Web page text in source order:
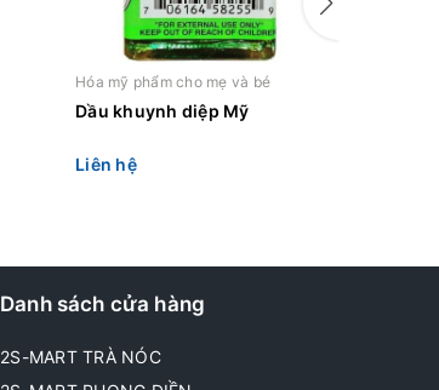
Hóa mỹ phẩm cho mẹ và bé
Dầu khuynh diệp Mỹ
Liên hệ
Danh sách cửa hàng
2S-MART TRÀ NÓC